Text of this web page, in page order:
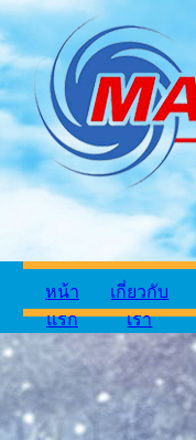
หน้า
แรก
เกี่ยวกับ
เรา